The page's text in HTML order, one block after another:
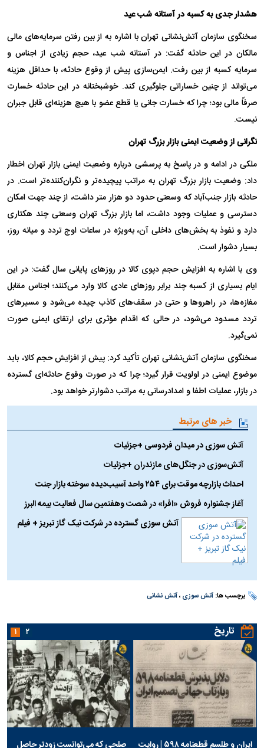
هشدار جدی به کسبه در آستانه شب عید
سخنگوی سازمان آتش‌نشانی تهران با اشاره به از بین رفتن سرمایه‌های مالی
مالکان در این حادثه گفت: در آستانه شب عید، حجم زیادی از اجناس و
سرمایه کسبه از بین رفت. ایمن‌سازی پیش از وقوع حادثه، با حداقل هزینه
می‌تواند از چنین خساراتی جلوگیری کند. خوشبختانه در این حادثه خسارت
صرفاً مالی بود؛ چرا که خسارت جانی یا قطع عضو با هیچ هزینه‌ای قابل جبران
نیست.
نگرانی از وضعیت ایمنی بازار بزرگ تهران
ملکی در ادامه و در پاسخ به پرسشی درباره وضعیت ایمنی بازار تهران اخطار
داد: وضعیت بازار بزرگ تهران به مراتب پیچیده‌تر و نگران‌کننده‌تر است. در
حادثه بازار جنب‌آباد که وسعتی حدود دو هزار متر داشت، از چند جهت امکان
دسترسی و عملیات وجود داشت، اما بازار بزرگ تهران وسعتی چند هکتاری
دارد و نفوذ به بخش‌های داخلی آن، به‌ویژه در ساعات اوج تردد و میانه روز،
بسیار دشوار است.
وی با اشاره به افزایش حجم دپوی کالا در روزهای پایانی سال گفت: در این
ایام بسیاری از کسبه چند برابر روزهای عادی کالا وارد می‌کنند؛ اجناس مقابل
مغازه‌ها، در راهروها و حتی در سقف‌های کاذب چیده می‌شود و مسیرهای
تردد مسدود می‌شود، در حالی که اقدام مؤثری برای ارتقای ایمنی صورت
نمی‌گیرد.
سخنگوی سازمان آتش‌نشانی تهران تأکید کرد: پیش از افزایش حجم کالا، باید
موضوع ایمنی در اولویت قرار گیرد؛ چرا که در صورت وقوع حادثه‌ای گسترده
در بازار، عملیات اطفا و امدادرسانی به مراتب دشوارتر خواهد بود.
خبر های مرتبط
آتش سوزی در میدان فردوسی +جزئیات
آتش‌سوزی در جنگل‌های مازندران +جزئیات
احداث بازارچه موقت برای ۲۵۴ واحد آسیب‌دیده سوخته بازار جنت
آغاز جشنواره فروش «افرا» در شصت وهفتمین سال فعالیت بیمه البرز
آتش سوزی گسترده در شرکت نیک گاز تبریز + فیلم
برچسب ها:آتش سوزی ،آتش نشانی
تاریخ
ایران و طلسم قطعنامه ۵۹۸ | روایت صلحی که می‌توانست زودتر حاصل
۱ ۲